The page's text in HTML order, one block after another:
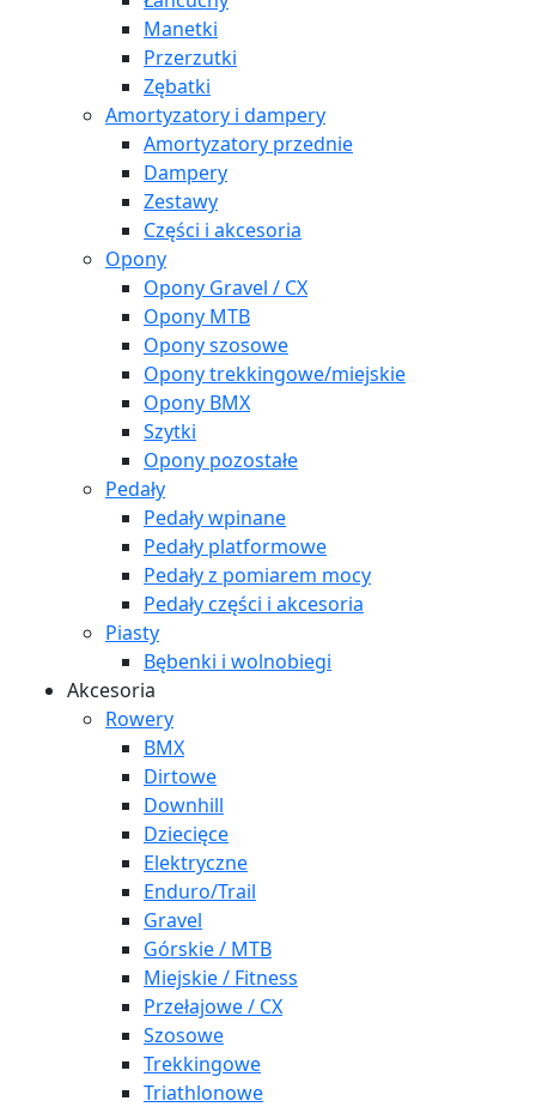
Manetki
Przerzutki
Zębatki
Amortyzatory i dampery
Amortyzatory przednie
Dampery
Zestawy
Części i akcesoria
Opony
Opony Gravel / CX
Opony MTB
Opony szosowe
Opony trekkingowe/miejskie
Opony BMX
Szytki
Opony pozostałe
Pedały
Pedały wpinane
Pedały platformowe
Pedały z pomiarem mocy
Pedały części i akcesoria
Piasty
Bębenki i wolnobiegi
Akcesoria
Rowery
BMX
Dirtowe
Downhill
Dziecięce
Elektryczne
Enduro/Trail
Gravel
Górskie / MTB
Miejskie / Fitness
Przełajowe / CX
Szosowe
Trekkingowe
Triathlonowe